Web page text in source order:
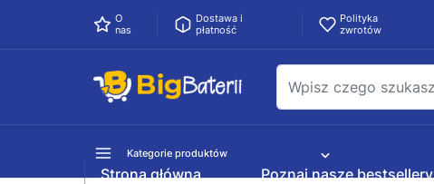
O
nas
Dostawa i
płatność
Polityka
zwrotów
Kategorie produktów
Strona główna Poznaj nasze bestsellery